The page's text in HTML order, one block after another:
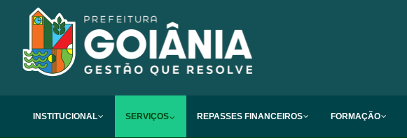
INSTITUCIONAL SERVIÇOS REPASSES FINANCEIROS FORMAÇÃO